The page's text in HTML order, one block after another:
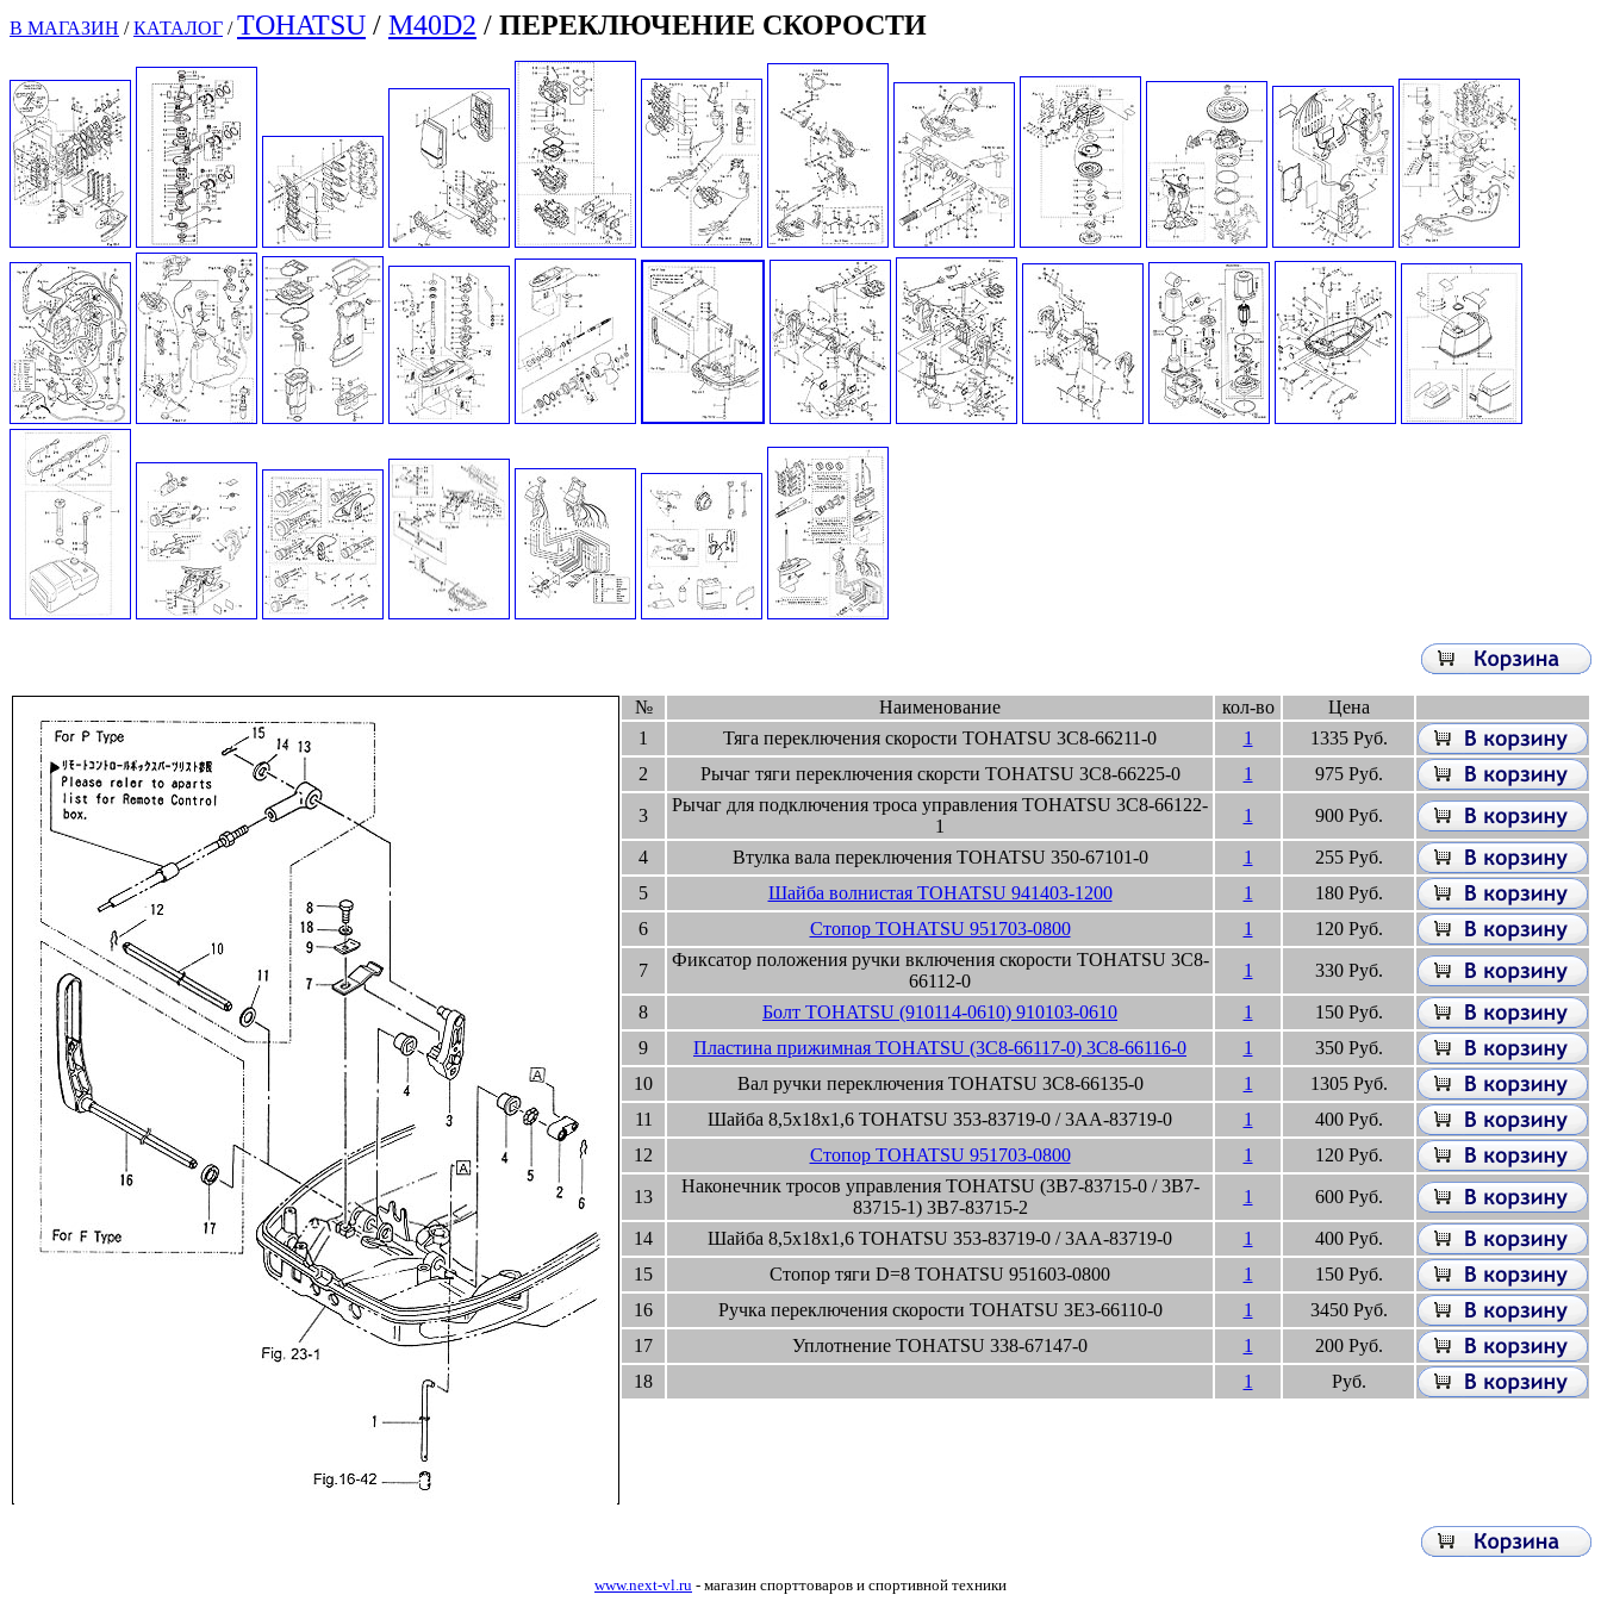
В МАГАЗИН / КАТАЛОГ /TOHATSU / M40D2 / ПЕРЕКЛЮЧЕНИЕ СКОРОСТИ
№ Наименование кол-во
Цена
1
Тяга переключения скорости TOHATSU 3C8-66211-0 1
1335 Руб.
2
Рычаг тяги переключения скорсти TOHATSU 3C8-66225-0 1 975 Руб.
3
Рычаг для подключения троса управления TOHATSU 3C8-66122-
1
1 900 Руб.
4 Втулка вала переключения TOHATSU 350-67101-0 1
255 Руб.
5
Шайба волнистая TOHATSU 941403-1200 1
180 Руб.
6
Стопор TOHATSU 951703-0800 1 120 Руб.
7
Фиксатор положения ручки включения скорости TOHATSU 3C8-
66112-0
1 330 Руб.
8 Болт TOHATSU (910114-0610) 910103-0610 1
150 Руб.
9
Пластина прижимная TOHATSU (3C8-66117-0) 3C8-66116-0 1
350 Руб.
10
Вал ручки переключения TOHATSU 3C8-66135-0 1
1305 Руб.
11
Шайба 8,5x18x1,6 TOHATSU 353-83719-0 / 3AA-83719-0 1
400 Руб.
12
Стопор TOHATSU 951703-0800 1 120 Руб.
13
Наконечник тросов управления TOHATSU (3B7-83715-0 / 3B7-
83715-1) 3B7-83715-2
1 600 Руб.
14 Шайба 8,5x18x1,6 TOHATSU 353-83719-0 / 3AA-83719-0 1
400 Руб.
15
Стопор тяги D=8 TOHATSU 951603-0800 1
150 Руб.
16
Ручка переключения скорости TOHATSU 3E3-66110-0 1
3450 Руб.
17
Уплотнение TOHATSU 338-67147-0 1
200 Руб.
18
1 Руб.
www.next-vl.ru - магазин спорттоваров и спортивной техники